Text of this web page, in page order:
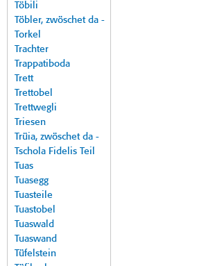
Töbili
Töbler, zwöschet da -
Torkel
Trachter
Trappatiboda
Trett
Trettobel
Trettwegli
Triesen
Trüia, zwöschet da -
Tschola Fidelis Teil
Tuas
Tuasegg
Tuasteile
Tuastobel
Tuaswald
Tuaswand
Tüfelstein